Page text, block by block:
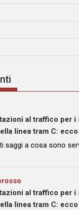
al traffico per i
linea tram C:
saggi a cosa sono
al traffico per i
linea tram C: